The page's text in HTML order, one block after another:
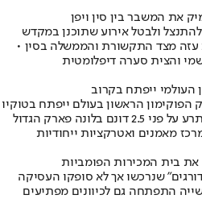
את המשבר בין סין ויפן
ולבטל אירוע שתוכנן במקדש
עזה מצד התקשורת והממשלה בסין •
והצית סערה דיפלומטית
העולמי ייפתח בקרוב
הפוקימון הראשון בעולם ייפתח בטוקיו
הפארק שייפתח באביב 2026, ישתרע על פני 2.5 דונם בלונה פארק הגדול
מאמנים ואטרקציות ייחודיות
את בית המכירות הפומביות
שנרכשו אך לא סופקו העסיקה
התפתחה גם לכיוונים מפתיעים